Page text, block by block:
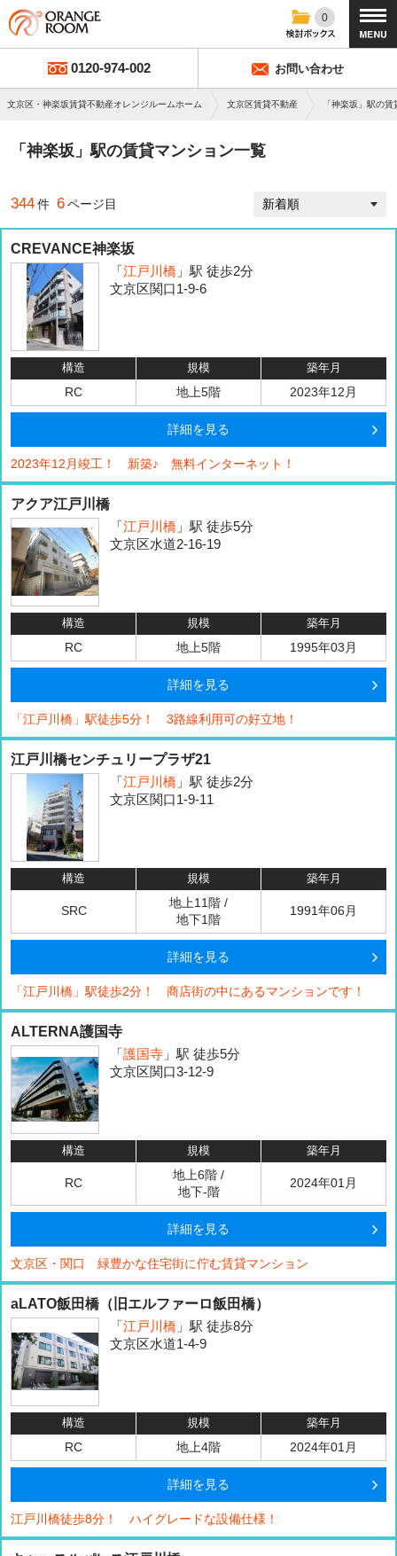
0
0120-974-002 お問い合わせ
文京区・神楽坂賃貸不動産オレンジルームホーム 文京区賃貸不動産 「神楽坂」駅の
「神楽坂」駅の賃貸マンション一覧
344件 6ページ目
CREVANCE神楽坂
「 江戸川橋 」駅 徒歩2分
文京区関口1-9-6
構造 規模 築年月
RC 地上5階 2023年12月
詳細を見る
2023年12月竣工！ 新築♪ 無料インターネット！
アクア江戸川橋
「 江戸川橋 」駅 徒歩5分
文京区水道2-16-19
構造 規模 築年月
RC 地上5階 1995年03月
詳細を見る
「江戸川橋」駅徒歩5分！ 3路線利用可の好立地！
江戸川橋センチュリープラザ21
「 江戸川橋 」駅 徒歩2分
文京区関口1-9-11
構造 規模 築年月
SRC
地上11階 /
地下1階
1991年06月
詳細を見る
「江戸川橋」駅徒歩2分！ 商店街の中にあるマンションです！
ALTERNA護国寺
「 護国寺 」駅 徒歩5分
文京区関口3-12-9
構造 規模 築年月
RC
地上6階 /
地下-階
2024年01月
詳細を見る
文京区・関口 緑豊かな住宅街に佇む賃貸マンション
aLATO飯田橋（旧エルファーロ飯田橋）
「 江戸川橋 」駅 徒歩8分
文京区水道1-4-9
構造 規模 築年月
RC 地上4階 2024年01月
詳細を見る
江戸川橋徒歩8分！ ハイグレードな設備仕様！